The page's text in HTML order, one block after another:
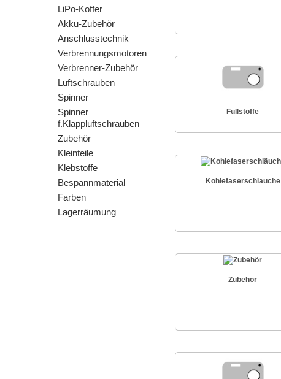
LiPo-Koffer
Akku-Zubehör
Anschlusstechnik
Verbrennungsmotoren
Verbrenner-Zubehör
Luftschrauben
Spinner
Spinner
f.Klappluftschrauben
Zubehör
Kleinteile
Klebstoffe
Bespannmaterial
Farben
Lagerräumung
Füllstoffe
Kohlefaserschläuche
Zubehör